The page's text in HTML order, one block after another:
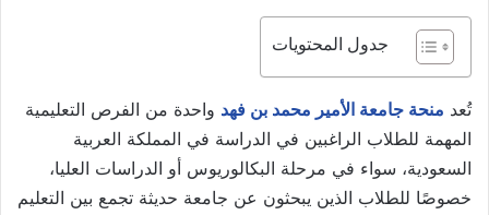
جدول المحتويات
تُعد منحة جامعة الأمير محمد بن فهد واحدة من الفرص التعليمية
المهمة للطلاب الراغبين في الدراسة في المملكة العربية
السعودية، سواء في مرحلة البكالوريوس أو الدراسات العليا،
خصوصًا للطلاب الذين يبحثون عن جامعة حديثة تجمع بين التعليم